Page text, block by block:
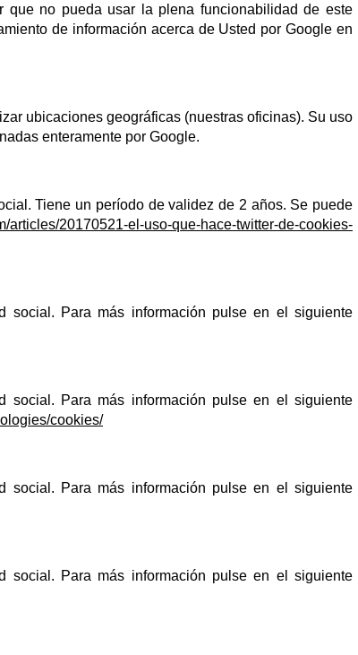
no pueda usar la plena funcionabilidad de este
de información acerca de Usted por Google en
ubicaciones geográficas (nuestras oficinas). Su uso
enteramente por Google.
Tiene un período de validez de 2 años. Se puede
articles/20170521-el-uso-que-hace-twitter-de-cookies-
Para más información pulse en el siguiente
Para más información pulse en el siguiente
cookies/
Para más información pulse en el siguiente
Para más información pulse en el siguiente